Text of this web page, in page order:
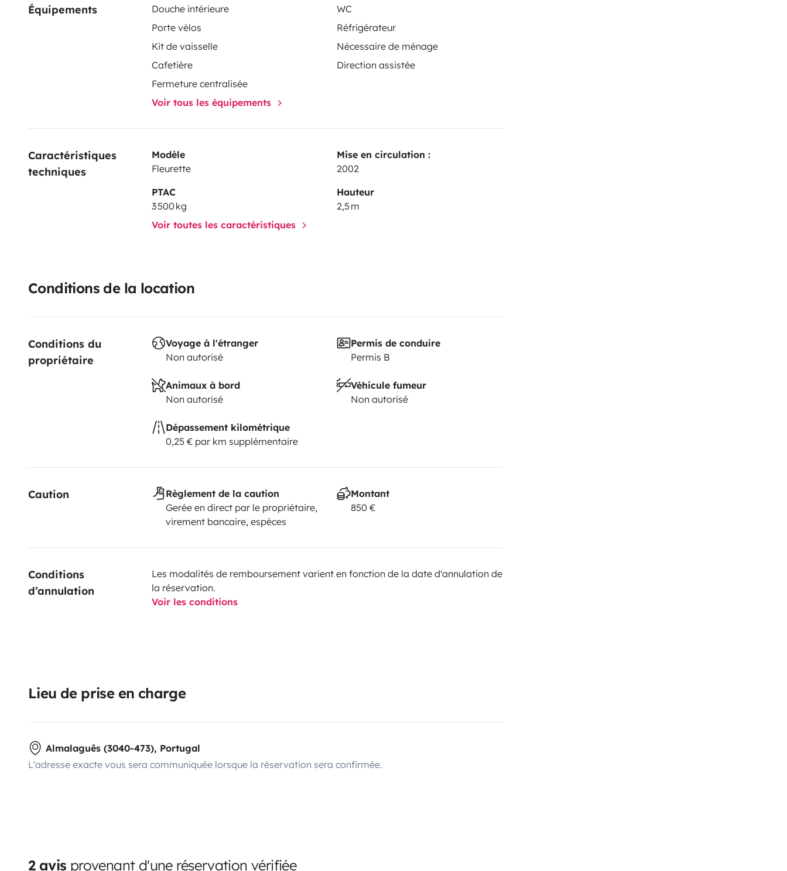
Équipements Douche intérieure
WC
Porte vélos
Réfrigérateur
Kit de vaisselle
Nécessaire de ménage
Cafetière
Direction assistée
Fermeture centralisée
Voir tous les équipements
Caractéristiques
techniques
Modèle
Fleurette
Mise en circulation :
2002
PTAC
3 500 kg
Hauteur
2,5 m
Voir toutes les caractéristiques
Conditions de la location
Conditions du
propriétaire
Voyage à l'étranger
Non autorisé
Permis de conduire
Permis B
Animaux à bord
Non autorisé
Véhicule fumeur
Non autorisé
Dépassement kilométrique
0,25 € par km supplémentaire
Caution
Règlement de la caution
Gerée en direct par le propriétaire,
virement bancaire, espèces
Montant
850 €
Conditions
d’annulation
Les modalités de remboursement varient en fonction de la date d'annulation de
la réservation.
Voir les conditions
Lieu de prise en charge
Almalaguês (3040-473), Portugal
L'adresse exacte vous sera communiquée lorsque la réservation sera confirmée.
2 avis provenant d'une réservation vérifiée